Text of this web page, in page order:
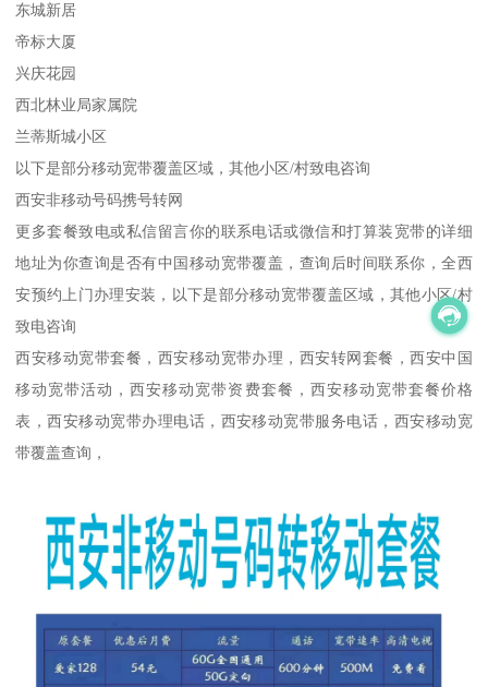
东城新居
帝标大厦
兴庆花园
西北林业局家属院
兰蒂斯城小区
以下是部分移动宽带覆盖区域，其他小区/村致电咨询
西安非移动号码携号转网
更多套餐致电或私信留言你的联系电话或微信和打算装宽带的详细
地址为你查询是否有中国移动宽带覆盖，查询后时间联系你，全西
安预约上门办理安装，以下是部分移动宽带覆盖区域，其他小区/村
致电咨询
西安移动宽带套餐，西安移动宽带办理，西安转网套餐，西安中国
移动宽带活动，西安移动宽带资费套餐，西安移动宽带套餐价格
表，西安移动宽带办理电话，西安移动宽带服务电话，西安移动宽
带覆盖查询，